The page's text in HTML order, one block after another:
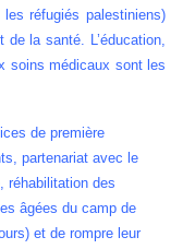
les réfugiés palestiniens)
de la santé. L’éducation,
soins médicaux sont les
de première
partenariat avec le
réhabilitation des
âgées du camp de
et de rompre leur